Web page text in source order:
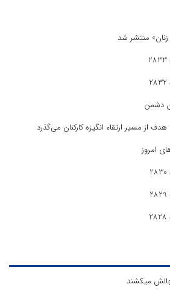
دشمن
از مسیر ارتقاء انگیزه کارکنان می‌گذرد
امروز
چالش میکشند